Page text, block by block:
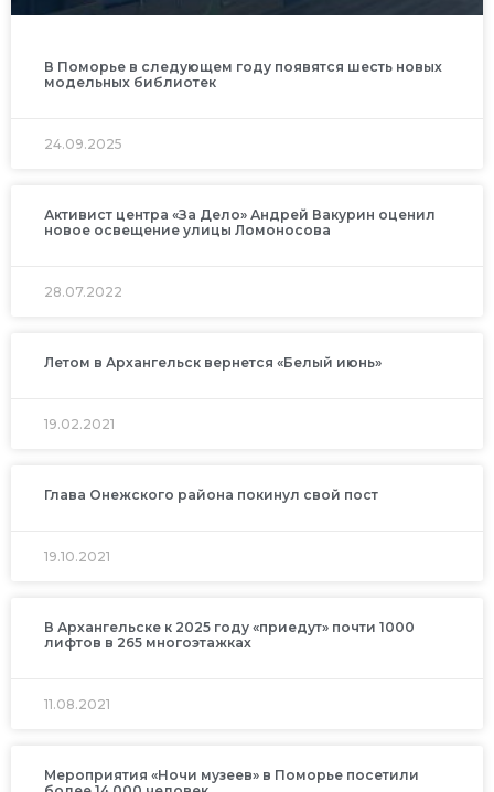
В Поморье в следующем году появятся шесть новых
модельных библиотек
24.09.2025
Активист центра «За Дело» Андрей Вакурин оценил
новое освещение улицы Ломоносова
28.07.2022
Летом в Архангельск вернется «Белый июнь»
19.02.2021
Глава Онежского района покинул свой пост
19.10.2021
В Архангельске к 2025 году «приедут» почти 1000
лифтов в 265 многоэтажках
11.08.2021
Мероприятия «Ночи музеев» в Поморье посетили